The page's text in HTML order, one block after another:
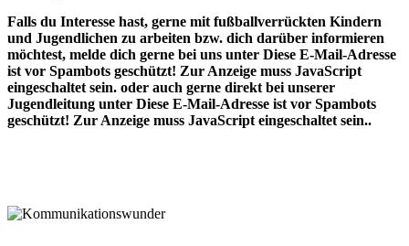
Falls du Interesse hast, gerne mit fußballverrückten Kindern
und Jugendlichen zu arbeiten bzw. dich darüber informieren
möchtest, melde dich gerne bei uns unter Diese E-Mail-Adresse
ist vor Spambots geschützt! Zur Anzeige muss JavaScript
eingeschaltet sein. oder auch gerne direkt bei unserer
Jugendleitung unter Diese E-Mail-Adresse ist vor Spambots
geschützt! Zur Anzeige muss JavaScript eingeschaltet sein..